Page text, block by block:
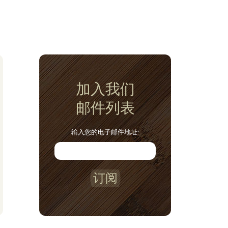
加入我们
邮件列表
输入您的电子邮件地址:
订阅